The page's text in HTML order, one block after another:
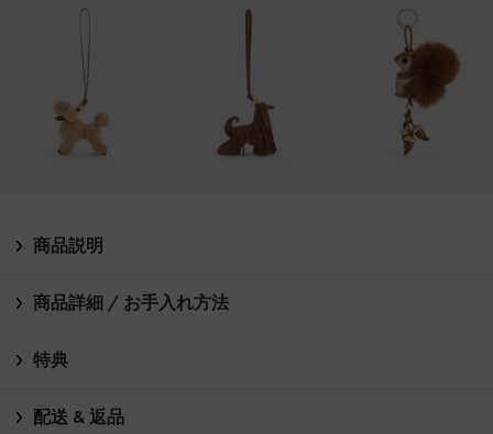
商品説明
商品詳細 / お手入れ方法
特典
配送 & 返品